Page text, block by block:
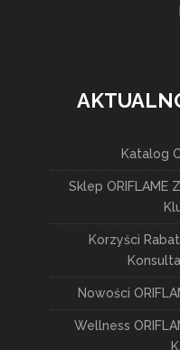
Katalog
Sklep ORIFLAME
Korzyści
Nowości
Wellness